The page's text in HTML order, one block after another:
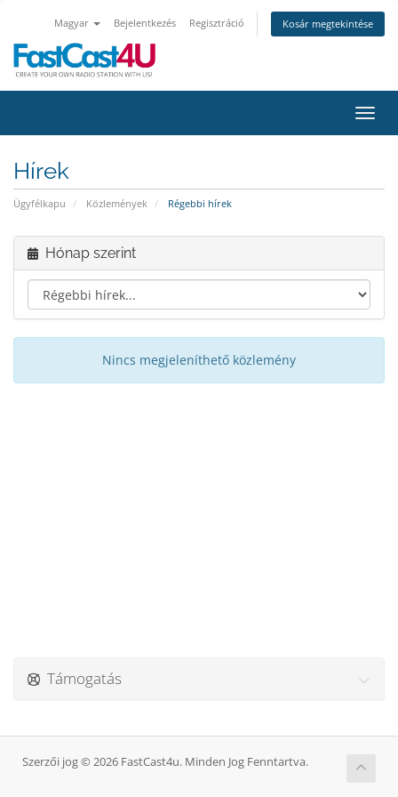
Magyar Bejelentkezés Regisztráció Kosár megtekintése
Hírek
Ügyfélkapu Közlemények Régebbi hírek
Hónap szerint
Nincs megjeleníthető közlemény
Támogatás
Szerzői jog © 2026 FastCast4u. Minden Jog Fenntartva.